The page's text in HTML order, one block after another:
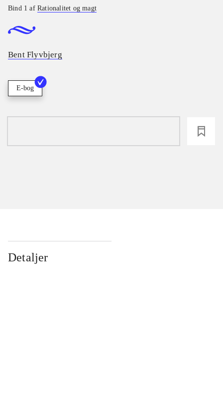
Bind 1 afRationalitet og magt
Bent Flyvbjerg
E-bog
Detaljer